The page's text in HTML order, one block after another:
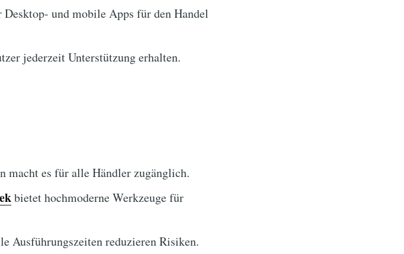
und mobile Apps für den Handel
jederzeit Unterstützung erhalten.
macht es für alle Händler zugänglich.
bietet hochmoderne Werkzeuge für
Ausführungszeiten reduzieren Risiken.